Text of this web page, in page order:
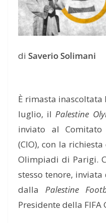
di Saverio Solimani
È rimasta inascoltata
luglio, il Palestine
inviato al Comitato
(CIO), con la
Olimpiadi di Parigi.
stesso tenore,
dalla Palestine
Presidente della